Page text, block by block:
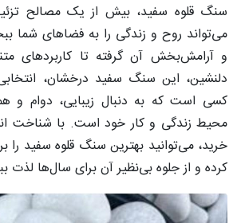
سنگ قلوه سفید، بیش از یک مصالح
می‌تواند روح و زندگی را به فضاهای شما
و آرامش‌بخش آن گرفته تا کاربردهای
دلنشین، این سنگ سفید درخشان،
کسی است که به دنبال زیبایی، دوام و
محیط زندگی و کار خود است. با شناخت
خرید، می‌توانید بهترین سنگ قلوه سفید را
کرده و از جلوه بی‌نظیر آن برای سال‌ها لذت